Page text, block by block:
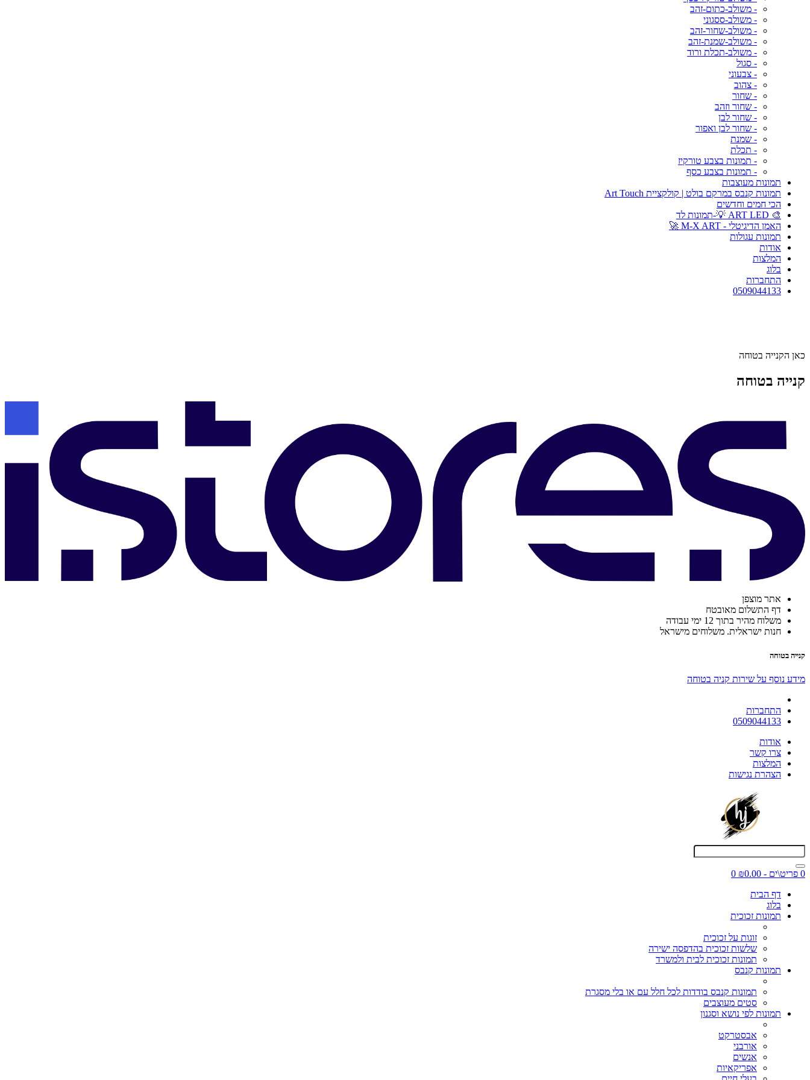
- משולב-כתום-זהב
- משולב-ססגוני
- משולב-שחור-זהב
- משולב-שמנת-זהב
- משולב-תכלת ורוד
- סגול
- צבעוני
- צהוב
- שחור
- שחור וזהב
- שחור לבן
- שחור לבן ואפור
- שמנת
- תכלת
- תמונות בצבע טורקיז
- תמונות בצבע כסף
תמונות מעוצבות
תמונות קנבס במרקם בולט | קולקציית Art Touch
הכי חמים וחדשים
🎨 ART LED 💡-תמונות לד
האמן הדיגיטלי - M-X ART 🚀
תמונות עגולות
אודות
המלצות
בלוג
התחברות
0509044133
כאן הקנייה בטוחה
קנייה בטוחה
אתר מוצפן
דף התשלום מאובטח
משלוח מהיר בתוך 12 ימי עבודה
חנות ישראלית. משלוחים מישראל
קנייה בטוחה
מידע נוסף על שירות קניה בטוחה
התחברות
0509044133
אודות
צרו קשר
המלצות
הצהרת נגישות
0 פריט\ים - ₪0.00
0
דף הבית
בלוג
תמונות זכוכית
זוגות על זכוכית
שלשות זכוכית בהדפסה ישירה
תמונות זכוכית לבית ולמשרד
תמונות קנבס
תמונות קנבס בודדות לכל חלל עם או בלי מסגרת
סטים מעוצבים
תמונות לפי נושא וסגנון
אבסטרקט
אורבני
אנשים
אפריקאיות